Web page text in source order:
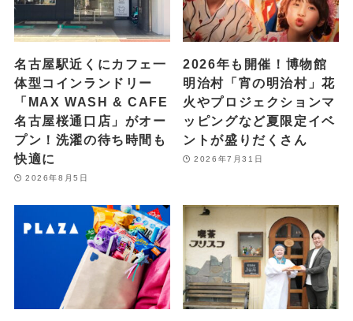
名古屋駅近くにカフェ一
体型コインランドリー
「MAX WASH & CAFE
名古屋桜通口店」がオー
プン！洗濯の待ち時間も
快適に
2026年8月5日
2026年も開催！博物館
明治村「宵の明治村」花
火やプロジェクションマ
ッピングなど夏限定イベ
ントが盛りだくさん
2026年7月31日